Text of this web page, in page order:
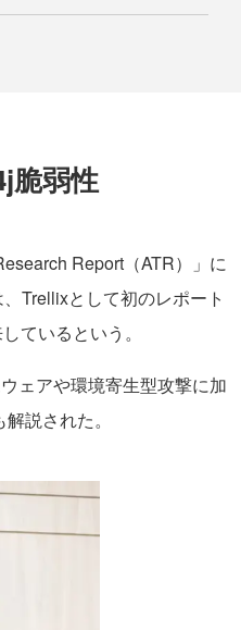
脆弱性
Report（ATR）」に
Trellixとして初のレポート
ているという。
ェアや環境寄生型攻撃に加
説された。